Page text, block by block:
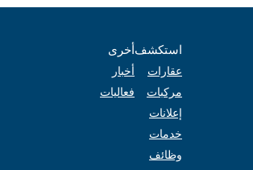
استكشف
عقارات
مركبات
إعلانات
خدمات
وظائف
أخرى
أخبار
فعاليات